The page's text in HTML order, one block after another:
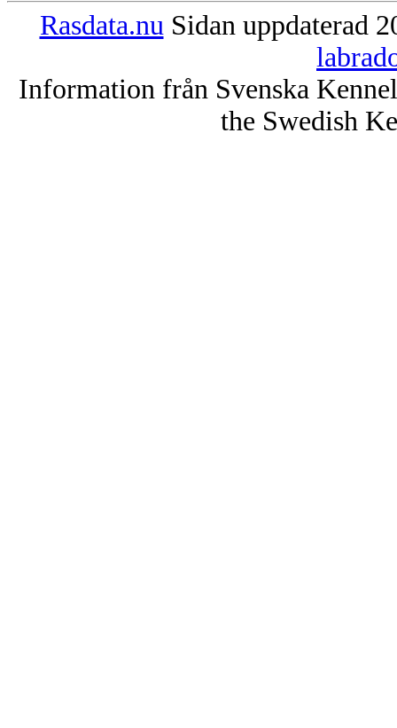
Rasdata.nu Sidan uppdaterad
Information från Svenska
the Swedish